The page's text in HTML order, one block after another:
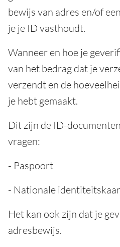
bewijs van adres en/of
je je ID vasthoudt.
Wanneer en hoe je
van het bedrag dat je
verzendt en de
je hebt gemaakt.
Dit zijn de ID-
vragen:
- Paspoort
- Nationale
Het kan ook zijn dat je
adresbewijs.